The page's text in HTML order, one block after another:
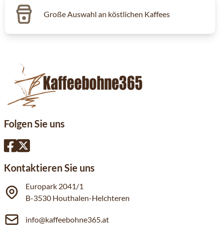
Große Auswahl an köstlichen Kaffees
Folgen Sie uns
Kontaktieren Sie uns
Europark 2041/1
B-3530 Houthalen-Helchteren
info@kaffeebohne365.at